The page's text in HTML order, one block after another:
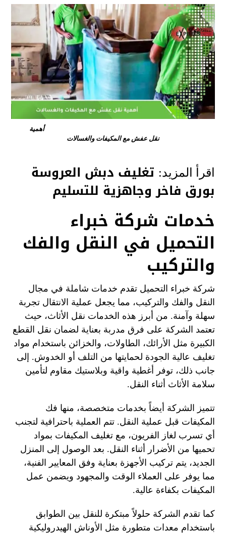
أهمية
نقل عفش مع المكيفات والغسالات
اقرأ المزيد: تغليف دبش العروسة
بورق فاخر وجاهزية للتسليم
خدمات شركة خبراء
التحميل في النقل والفك
والتركيب
شركة خبراء التحميل تقدم خدمات شاملة في مجال
النقل والفك والتركيب، مما يجعل عملية الانتقال تجربة
سهلة وآمنة. من أبرز هذه الخدمات نقل الأثاث، حيث
تعتمد الشركة على فرق مدربة بعناية لضمان نقل القطع
الكبيرة مثل الأرائك، الطاولات، والخزائن باستخدام مواد
تغليف عالية الجودة لحمايتها من التلف أو الخدوش. إلى
جانب ذلك، توفر أغطية واقية وبلاستيك مقاوم لتأمين
سلامة الأثاث أثناء النقل.
تتميز الشركة أيضاً بخدمات متخصصة، منها فك
المكيفات قبل عملية النقل. تتم العملية باحترافية لتجنب
أي تسرب لغاز الفريون، مع تغليف المكيفات بمواد
تحميها من الأضرار أثناء النقل. بعد الوصول إلى المنزل
الجديد، يتم تركيب الأجهزة بعناية وفق المعايير الفنية،
مما يوفر على العملاء الوقت والمجهود ويضمن عمل
المكيفات بكفاءة عالية.
كما تقدم الشركة حلولاً مبتكرة للنقل بين الطوابق
باستخدام معدات متطورة مثل الأوناش الهيدروليكية